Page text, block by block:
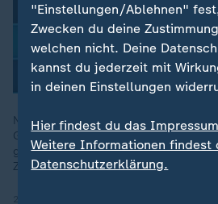
Nach der Festnahme eines Ukrainers
Gesamtbild dafür, dass der Mann im
gehandelt habe, so ZDF-
ZDFheute live.
"Einstellungen/Ablehnen"
Zwecken du deine
welchen nicht. Deine
kannst du jederzeit mit
in deinen Einstellungen
Hier findest du das
Weitere Informationen findest
Datenschutzerklärung.